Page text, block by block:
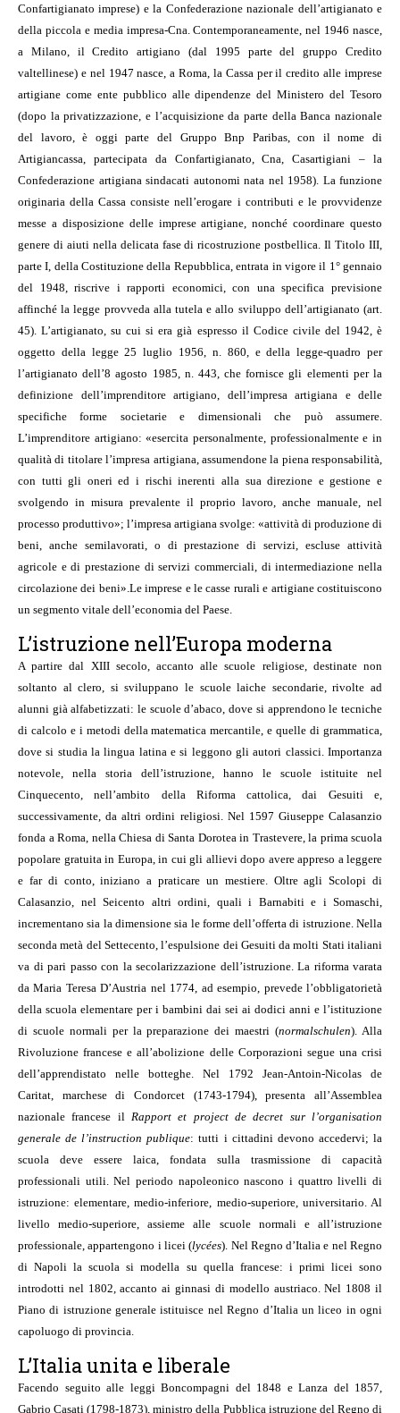
Confartigianato imprese) e la Confederazione nazionale dell’artigianato e
della piccola e media impresa-Cna. Contemporaneamente, nel 1946 nasce,
a Milano, il Credito artigiano (dal 1995 parte del gruppo Credito
valtellinese) e nel 1947 nasce, a Roma, la Cassa per il credito alle imprese
artigiane come ente pubblico alle dipendenze del Ministero del Tesoro
(dopo la privatizzazione, e l’acquisizione da parte della Banca nazionale
del lavoro, è oggi parte del Gruppo Bnp Paribas, con il nome di
Artigiancassa, partecipata da Confartigianato, Cna, Casartigiani – la
Confederazione artigiana sindacati autonomi nata nel 1958). La funzione
originaria della Cassa consiste nell’erogare i contributi e le provvidenze
messe a disposizione delle imprese artigiane, nonché coordinare questo
genere di aiuti nella delicata fase di ricostruzione postbellica. Il Titolo III,
parte I, della Costituzione della Repubblica, entrata in vigore il 1° gennaio
del 1948, riscrive i rapporti economici, con una specifica previsione
affinché la legge provveda alla tutela e allo sviluppo dell’artigianato (art.
45). L’artigianato, su cui si era già espresso il Codice civile del 1942, è
oggetto della legge 25 luglio 1956, n. 860, e della legge-quadro per
l’artigianato dell’8 agosto 1985, n. 443, che fornisce gli elementi per la
definizione dell’imprenditore artigiano, dell’impresa artigiana e delle
specifiche forme societarie e dimensionali che può assumere.
L’imprenditore artigiano: «esercita personalmente, professionalmente e in
qualità di titolare l’impresa artigiana, assumendone la piena responsabilità,
con tutti gli oneri ed i rischi inerenti alla sua direzione e gestione e
svolgendo in misura prevalente il proprio lavoro, anche manuale, nel
processo produttivo»; l’impresa artigiana svolge: «attività di produzione di
beni, anche semilavorati, o di prestazione di servizi, escluse attività
agricole e di prestazione di servizi commerciali, di intermediazione nella
circolazione dei beni». Le imprese e le casse rurali e artigiane costituiscono
un segmento vitale dell’economia del Paese.
L’istruzione nell’Europa moderna
A partire dal XIII secolo, accanto alle scuole religiose, destinate non
soltanto al clero, si sviluppano le scuole laiche secondarie, rivolte ad
alunni già alfabetizzati: le scuole d’abaco, dove si apprendono le tecniche
di calcolo e i metodi della matematica mercantile, e quelle di grammatica,
dove si studia la lingua latina e si leggono gli autori classici. Importanza
notevole, nella storia dell’istruzione, hanno le scuole istituite nel
Cinquecento, nell’ambito della Riforma cattolica, dai Gesuiti e,
successivamente, da altri ordini religiosi. Nel 1597 Giuseppe Calasanzio
fonda a Roma, nella Chiesa di Santa Dorotea in Trastevere, la prima scuola
popolare gratuita in Europa, in cui gli allievi dopo avere appreso a leggere
e far di conto, iniziano a praticare un mestiere. Oltre agli Scolopi di
Calasanzio, nel Seicento altri ordini, quali i Barnabiti e i Somaschi,
incrementano sia la dimensione sia le forme dell’offerta di istruzione. Nella
seconda metà del Settecento, l’espulsione dei Gesuiti da molti Stati italiani
va di pari passo con la secolarizzazione dell’istruzione. La riforma varata
da Maria Teresa D’Austria nel 1774, ad esempio, prevede l’obbligatorietà
della scuola elementare per i bambini dai sei ai dodici anni e l’istituzione
di scuole normali per la preparazione dei maestri (normalschulen). Alla
Rivoluzione francese e all’abolizione delle Corporazioni segue una crisi
dell’apprendistato nelle botteghe. Nel 1792 Jean-Antoin-Nicolas de
Caritat, marchese di Condorcet (1743-1794), presenta all’Assemblea
nazionale francese il Rapport et project de decret sur l’organisation
generale de l’instruction publique: tutti i cittadini devono accedervi; la
scuola deve essere laica, fondata sulla trasmissione di capacità
professionali utili. Nel periodo napoleonico nascono i quattro livelli di
istruzione: elementare, medio-inferiore, medio-superiore, universitario. Al
livello medio-superiore, assieme alle scuole normali e all’istruzione
professionale, appartengono i licei (lycées). Nel Regno d’Italia e nel Regno
di Napoli la scuola si modella su quella francese: i primi licei sono
introdotti nel 1802, accanto ai ginnasi di modello austriaco. Nel 1808 il
Piano di istruzione generale istituisce nel Regno d’Italia un liceo in ogni
capoluogo di provincia.
L’Italia unita e liberale
Facendo seguito alle leggi Boncompagni del 1848 e Lanza del 1857,
Gabrio Casati (1798-1873), ministro della Pubblica istruzione del Regno di